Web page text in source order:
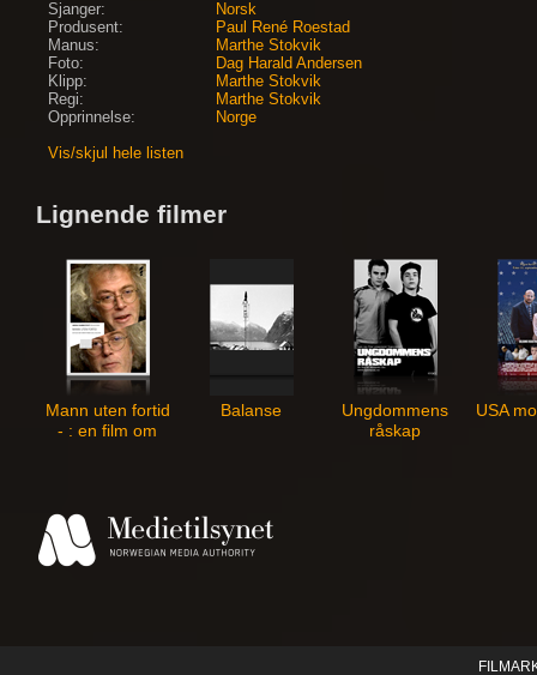
Sjanger:
Norsk
Produsent:
Paul René Roestad
Manus:
Marthe Stokvik
Foto:
Dag Harald Andersen
Klipp:
Marthe Stokvik
Regi:
Marthe Stokvik
Opprinnelse:
Norge
Vis/skjul hele listen
Lignende filmer
Mann uten fortid
- : en film om
Balanse
Ungdommens
råskap
USA